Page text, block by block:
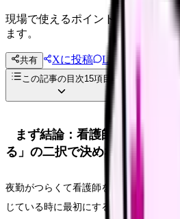
現場で使えるポイントを、同僚や
ます。
共有 Xに投稿 LINE
投稿文コ
この記事の目次15項目
まず結論：看護師 夜勤 辞め
る」の二択で決めない
夜勤がつらくて看護師を辞めたい時の
じている時に最初にすることは、退職